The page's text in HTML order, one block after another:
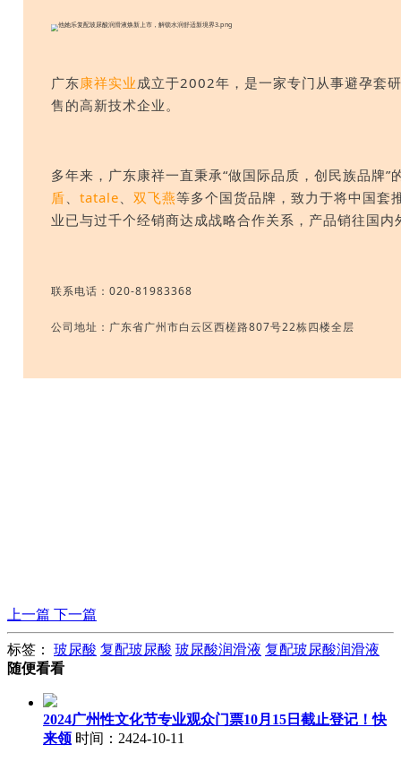
广东康祥实业 成立于2002年，是一家专门从事避孕套
售的高新技术企业。
多年来，广东康祥一直秉承“做国际品质，创民族品牌”
盾
tatale 双飞燕等多个国货品牌，致力于将中国套
业已与过千个经销商达成战略合作关系，产品销往国内
联系电话：020-81983368
公司地址：广东省广州市白云区西槎路807号22栋四楼全层
上一篇 下一篇
标签： 玻尿酸 复配玻尿酸 玻尿酸润滑液 复配玻尿酸润滑液
随便看看
2024广州性文化节专业观众门票10月15日截止登记！快
来领 时间：2424-10-11